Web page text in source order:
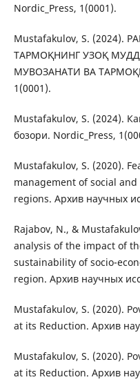
Nordic_Press, 1(0001).
Mustafakulov, S.
ТАРМОҚНИНГ УЗОҚ
МУВОЗАНАТИ ВА
1(0001).
Mustafakulov, S. (2024).
бозори. Nordic_Press,
Mustafakulov, S. (2020).
management of social
regions. Архив научных
Rajabov, N., &
analysis of the impact of
sustainability of socio-
region. Архив научных
Mustafakulov, S. (2020).
at its Reduction. Архив
Mustafakulov, S. (2020).
at its Reduction. Архив